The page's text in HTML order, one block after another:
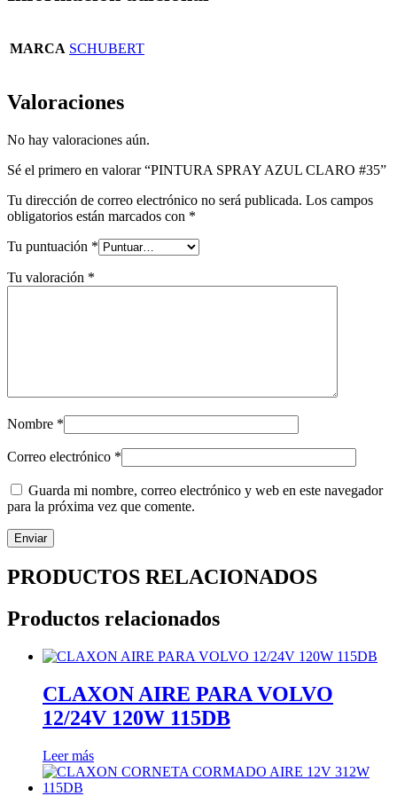
MARCA SCHUBERT
Valoraciones
No hay valoraciones aún.
Sé el primero en valorar “PINTURA SPRAY AZUL CLARO #35”
Tu dirección de correo electrónico no será publicada. Los campos
obligatorios están marcados con *
Tu puntuación *
Tu valoración *
Nombre *
Correo electrónico *
Guarda mi nombre, correo electrónico y web en este navegador
para la próxima vez que comente.
PRODUCTOS RELACIONADOS
Productos relacionados
CLAXON AIRE PARA VOLVO
12/24V 120W 115DB
Leer más